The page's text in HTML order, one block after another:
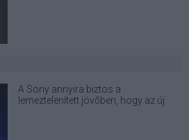
A Sony annyira biztos a
lemeztelenített jövőben, hogy az új